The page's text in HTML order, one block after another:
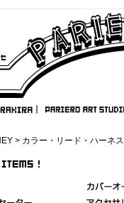
> カラー・リード・ハーネス